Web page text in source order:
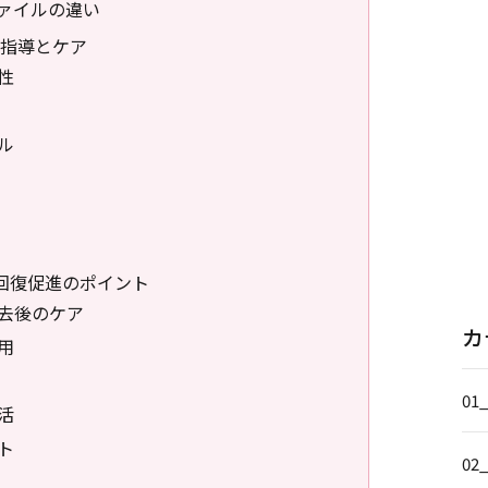
イルの違い
導とケア
復促進のポイント
後のケア